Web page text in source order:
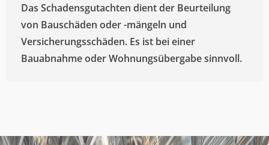
Das Schadensgutachten dient der Beurteilung
von Bauschäden oder -mängeln und
Versicherungsschäden. Es ist bei einer
Bauabnahme oder Wohnungsübergabe sinnvoll.